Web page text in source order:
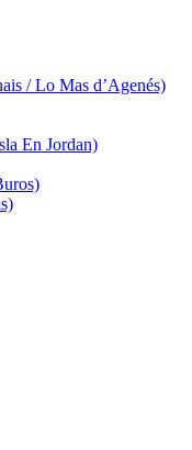
/ Lo Mas d’Agenés)
En Jordan)